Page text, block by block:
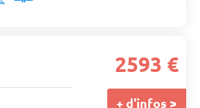
2593 €
+ d'infos >